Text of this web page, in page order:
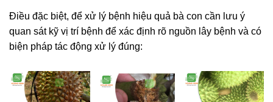
Điều đặc biệt, để xử lý bệnh hiệu quả bà con cần lưu ý
quan sát kỹ vị trí bệnh để xác định rõ nguồn lây bệnh và có
biện pháp tác động xử lý đúng: